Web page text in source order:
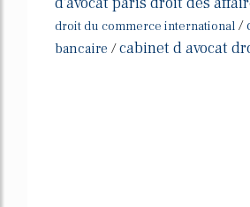
droit du commerce international /
bancaire /cabinet d avocat